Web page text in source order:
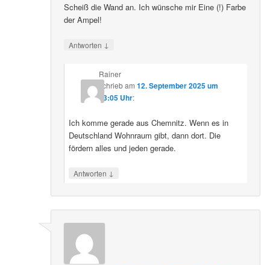
Scheiß die Wand an. Ich wünsche mir Eine (!) Farbe
der Ampel!
Antworten ↓
Rainer
schriebam 12. September 2025 um
23:05 Uhr:
Ich komme gerade aus Chemnitz. Wenn es in
Deutschland Wohnraum gibt, dann dort. Die
fördern alles und jeden gerade.
Antworten ↓